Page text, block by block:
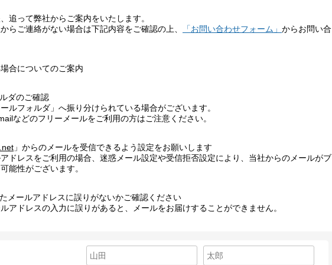
追って弊社からご案内をいたします。
らご連絡がない場合は下記内容をご確認の上、
「お問い合わせフォーム」 からお問い合
合についてのご案内
ダのご確認
ルフォルダ」へ振り分けられている場合がございます。
などのフリーメールをご利用の方はご注意ください。
」からのメールを受信できるよう設定をお願いします
ドレスをご利用の場合、迷惑メール設定や受信拒否設定により、当社からのメールがブ
能性がございます。
メールアドレスに誤りがないかご確認ください
アドレスの入力に誤りがあると、メールをお届けすることができません。